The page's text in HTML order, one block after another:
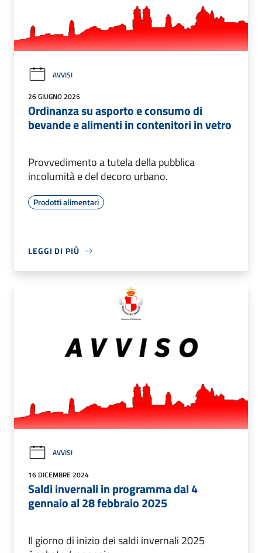
AVVISI
26 GIUGNO 2025
Ordinanza su asporto e consumo di
bevande e alimenti in contenitori in vetro
Provvedimento a tutela della pubblica
incolumità e del decoro urbano.
Prodotti alimentari
LEGGI DI PIÙ
AVVISI
16 DICEMBRE 2024
Saldi invernali in programma dal 4
gennaio al 28 febbraio 2025
Il giorno di inizio dei saldi invernali 2025